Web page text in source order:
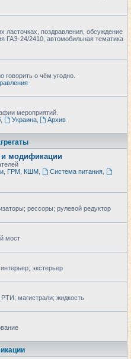
поздравления, обсуждение
ГАЗ-24/2410, автомобильная тематика
о чём угодно.
мероприятий.
, Украина,
Архив
и модификации
ГРМ, КШМ, Система питания,
рессоры; рулевой редуктор
мост
экстерьер
магистрали; жидкость